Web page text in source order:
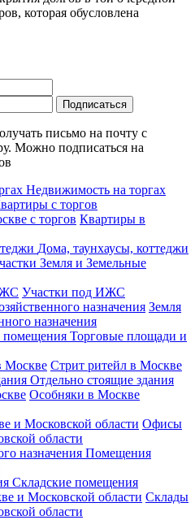
которая обусловлена
письмо на почту с
Можно подписаться на
Недвижимость на торгах
с торгов
Квартиры в
Дома, таунхаусы, коттеджи
Земля и Земельные
Участки под ИЖС
Земля
назначения
Торговые площади и
Стрит ритейл в Москве
Отдельно стоящие здания
Особняки в Москве
Офисы
области
Помещения
Складские помещения
Склады
области